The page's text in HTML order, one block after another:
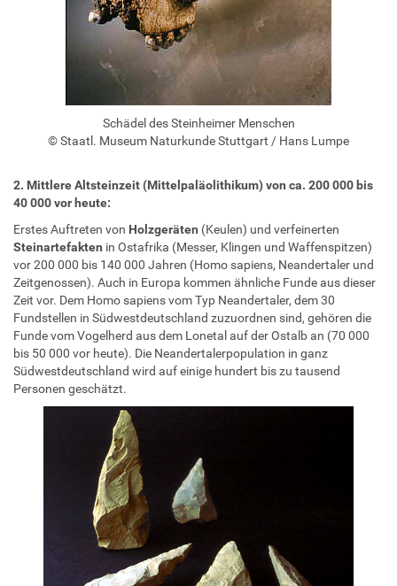
Schädel des Steinheimer Menschen
©Staatl. Museum Naturkunde Stuttgart / Hans Lumpe
2. Mittlere Altsteinzeit (Mittelpaläolithikum) von ca. 200 000 bis
40 000 vor heute:
Erstes Auftreten von Holzgeräten (Keulen) und verfeinerten
Steinartefakten in Ostafrika (Messer, Klingen und Waffenspitzen)
vor 200 000 bis 140 000 Jahren (Homo sapiens, Neandertaler und
Zeitgenossen). Auch in Europa kommen ähnliche Funde aus dieser
Zeit vor. Dem Homo sapiens vom Typ Neandertaler, dem 30
Fundstellen in Südwestdeutschland zuzuordnen sind, gehören die
Funde vom Vogelherd aus dem Lonetal auf der Ostalb an (70 000
bis 50 000 vor heute). Die Neandertalerpopulation in ganz
Südwestdeutschland wird auf einige hundert bis zu tausend
Personen geschätzt.